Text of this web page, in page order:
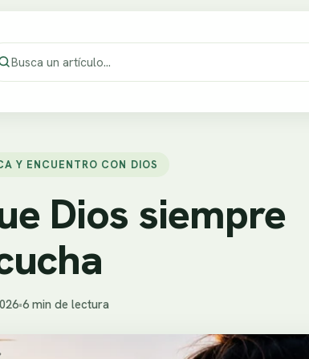
Y ENCUENTRO CON DIOS
Dios siempre
•6 min de lectura